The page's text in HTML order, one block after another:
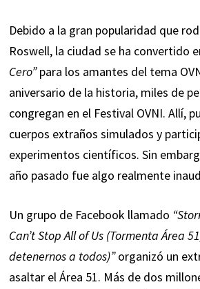
Debido a la gran popularidad que
Roswell, la ciudad se ha convertido
Cero”para los amantes del tema
aniversario de la historia, miles de
congregan en el Festival OVNI. Allí,
cuerpos extraños simulados y
experimentos científicos. Sin
año pasado fue algo realmente
Un grupo de Facebook llamado
Can’t Stop All of Us (Tormenta Área
detenernos a todos)”organizó un
asaltar el Área 51. Más de dos